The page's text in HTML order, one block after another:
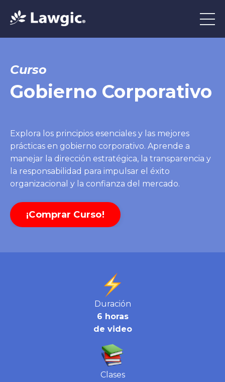
Curso
Gobierno Corporativo
Explora los principios esenciales y las mejores
prácticas en gobierno corporativo. Aprende a
manejar la dirección estratégica, la transparencia y
la responsabilidad para impulsar el éxito
organizacional y la confianza del mercado.
¡Comprar Curso!
Duración
6 horas
de video
Clases